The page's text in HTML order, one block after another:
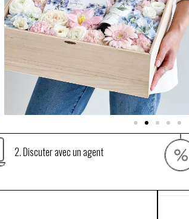
2. Discuter avec un agent